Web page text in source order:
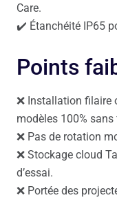
Care.
✔️ Étanchéité IP65
Points
❌ Installation filaire
modèles 100% sans
❌ Pas de rotation
❌ Stockage cloud
d’essai.
❌ Portée des